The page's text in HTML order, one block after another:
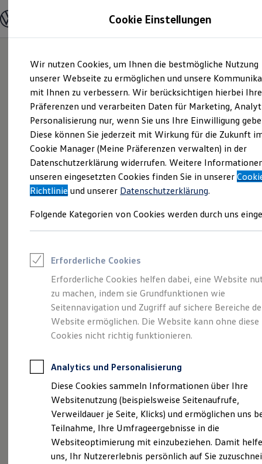
Hauptinhalt
springen
Footer
springen
Modelle und Konfigurator
Modelle vergleichen
Elektroautos
ENERGY Sondermodelle
Nutzfahrzeuge
SUV und CUV
Familienautos
Kombis
Kompaktwagen
Sportwagen
Schnell verfügbare Fahrzeuge
Angebote und Produkte
Aktuelle Angebote
E-Auto-Förderung
Volkswagen Marktplatz
Junge Gebrauchtwagen und Gebrauchtwagen
Saisonangebote
Leasing
Leasing-Angebote
Gebrauchtwagen Leasing
Junge Gebrauchtwagen-Leasing
Elektroauto Leasing
Kleinwagen-Leasing
Leasing ohne Anzahlung
Autokredit mit Schlussrate
Versicherungen und Garantien
Kfz-Versicherung
Restschuldversicherungen
Garantien
Wartungsverträge
Geschäftskunden
Professional Class bei Volkswagen
Großkunden
Behörden
Gepflegt, geprüft und
für gut befunden.
Volkswagen
Zertifizierte
Gebrauchtwagen.
Cookie Einstellungen
Wir nutzen Cookies, um Ihnen die bestmögliche Nutzung
unserer Webseite zu ermöglichen und unsere
mit Ihnen zu verbessern. Wir berücksichtigen hierbei Ihre
Präferenzen und verarbeiten Daten für Marketing,
Personalisierung nur, wenn Sie uns Ihre Einwilligung
Diese können Sie jederzeit mit Wirkung für die Zukunft
Cookie Manager (Meine Präferenzen verwalten) in der
Datenschutzerklärung widerrufen. Weitere
unseren eingesetzten Cookies finden Sie in unserer
Richtlinie und unserer Datenschutzerklärung.
Folgende Kategorien von Cookies werden durch uns
Erforderliche Cookies
Erforderliche Cookies helfen dabei, eine Website
zu machen, indem sie Grundfunktionen wie
Seitennavigation und Zugriff auf sichere Bereiche
Website ermöglichen. Die Website kann ohne diese
Cookies nicht richtig funktionieren.
Analytics und Personalisierung
Diese Cookies sammeln Informationen über Ihre
Websitenutzung (beispielsweise Seitenaufrufe,
Verweildauer je Seite, Klicks) und ermöglichen uns
Teilnahme, Ihre Umfrageergebnisse in die
Websiteoptimierung mit einzubeziehen. Damit
uns, Ihr Nutzererlebnis persönlich auf Sie